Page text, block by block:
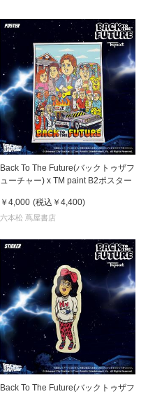
Back To The Future(バックトゥザフ
ューチャー) x TM paint B2ポスター
￥4,000 (税込 ￥4,400)
六本松 蔦屋書店
Back To The Future(バックトゥザフ